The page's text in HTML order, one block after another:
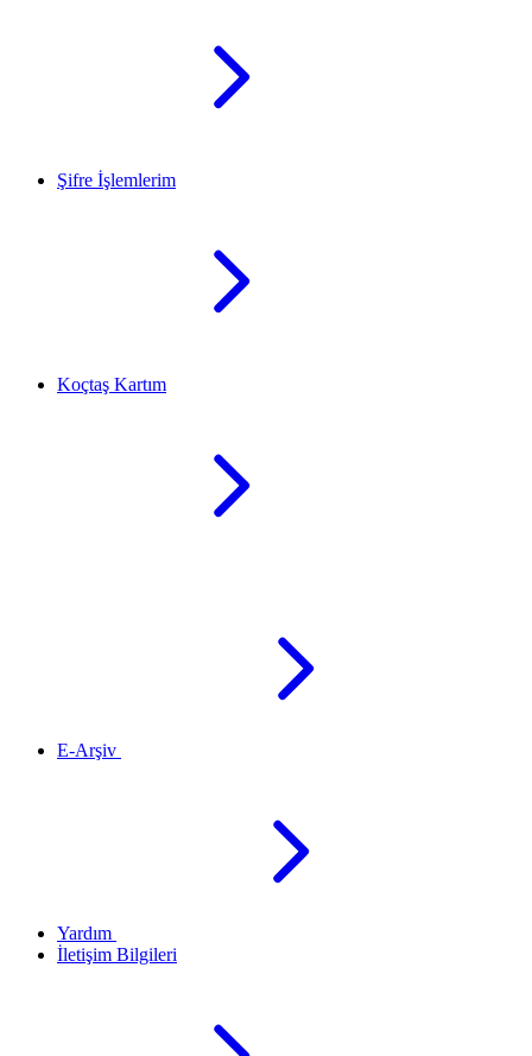
Şifre İşlemlerim
Koçtaş Kartım
E-Arşiv
Yardım
İletişim Bilgileri